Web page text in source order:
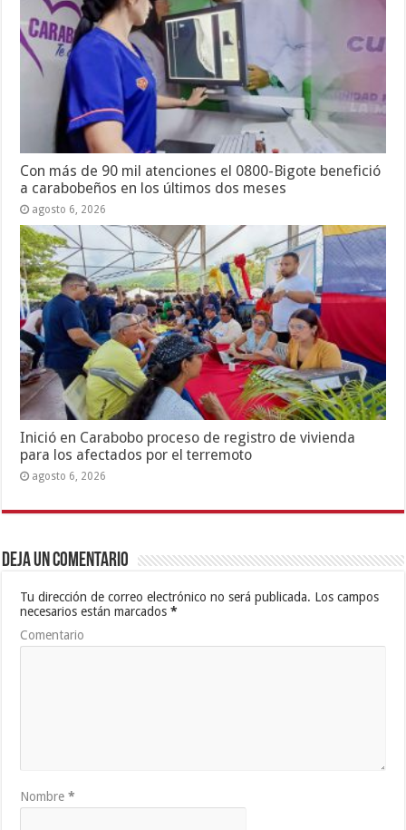
Con más de 90 mil atenciones el 0800-Bigote benefició
a carabobeños en los últimos dos meses
agosto 6, 2026
Inició en Carabobo proceso de registro de vivienda
para los afectados por el terremoto
agosto 6, 2026
Deja un comentario
Tu dirección de correo electrónico no será publicada. Los campos
necesarios están marcados*
Comentario
Nombre*